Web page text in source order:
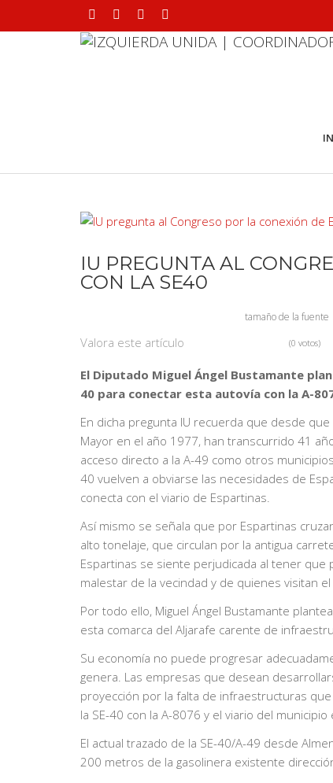
IU PREGUNTA AL
CON LA SE40
tamaño de la fuente
Valora este artículo (0 votos)
El Diputado Miguel Ángel Bustamante
40 para conectar esta autovía con la A-
En dicha pregunta IU recuerda que desde
Mayor en el año 1977, han transcurrido 41
acceso directo a la A-49 como otros
40 vuelven a obviarse las necesidades de
conecta con el viario de Espartinas.
Así mismo se señala que por Espartinas
alto tonelaje, que circulan por la antigua
Espartinas se siente perjudicada al tener
malestar de la vecindad y de quienes visitan
Por todo ello, Miguel Ángel Bustamante
esta comarca del Aljarafe carente de
Su economía no puede progresar
genera. Las empresas que desean
proyección por la falta de infraestructuras
la SE-40 con la A-8076 y el viario del
El actual trazado de la SE-40/A-49 desde
200 metros de la gasolinera existente